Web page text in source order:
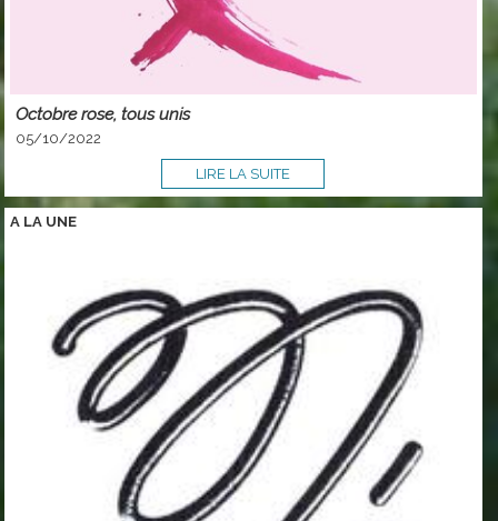
Octobre rose, tous unis
05/10/2022
LIRE LA SUITE
A LA UNE